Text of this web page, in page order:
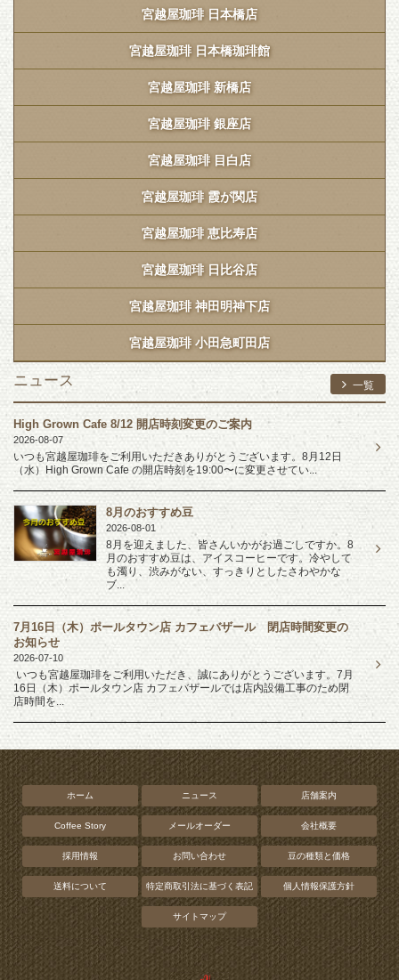
宮越屋珈琲 日本橋店
宮越屋珈琲 日本橋珈琲館
宮越屋珈琲 新橋店
宮越屋珈琲 銀座店
宮越屋珈琲 目白店
宮越屋珈琲 霞が関店
宮越屋珈琲 恵比寿店
宮越屋珈琲 日比谷店
宮越屋珈琲 神田明神下店
宮越屋珈琲 小田急町田店
ニュース 一覧
High Grown Cafe 8/12 開店時刻変更のご案内
2026-08-07
いつも宮越屋珈琲をご利用いただきありがとうございます。8月12日
（水）High Grown Cafe の開店時刻を19:00〜に変更させてい...
8月のおすすめ豆
2026-08-01
8月を迎えました、皆さんいかがお過ごしですか。8
月のおすすめ豆は、アイスコーヒーです。冷やして
も濁り、渋みがない、すっきりとしたさわやかな
ブ...
7月16日（木）ポールタウン店 カフェバザール 閉店時間変更の
お知らせ
2026-07-10
いつも宮越屋珈琲をご利用いただき、誠にありがとうございます。7月
16日（木）ポールタウン店 カフェバザールでは店内設備工事のため閉
店時間を...
ホーム ニュース 店舗案内
Coffee Story メールオーダー 会社概要
採用情報 お問い合わせ 豆の種類と価格
送料について 特定商取引法に基づく表記 個人情報保護方針
サイトマップ